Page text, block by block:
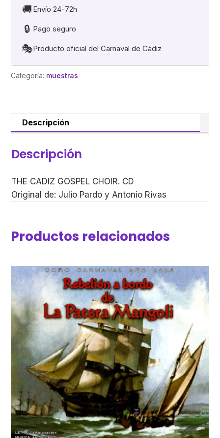
cantidad
🚚 Envío 24-72h
🔒 Pago seguro
🎭Producto oficial del Carnaval de Cádiz
Categoría: muestras
Descripción
Descripción
THE CADIZ GOSPEL CHOIR. CD
Original de: Julio Pardo y Antonio Rivas
Productos relacionados